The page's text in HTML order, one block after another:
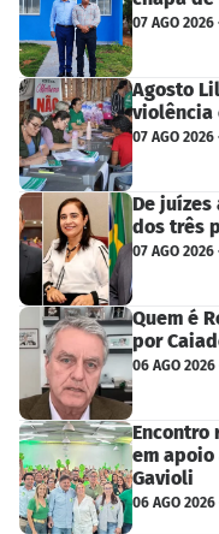
07 AGO 2026
Agosto
violência
07 AGO 2026
De
dos três
07 AGO 2026
Quem é
por
06 AGO 2026
Encontro
em
Gavioli
06 AGO 2026